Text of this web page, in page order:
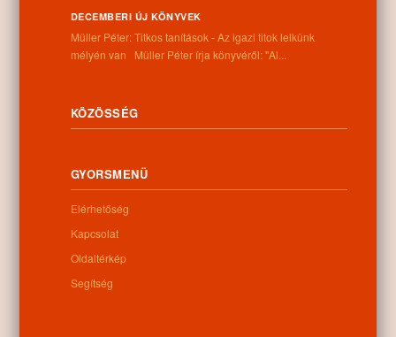
Telefon:
+36 52 206 031
Nyitva tartás:
Szerda: 9:00-12:00 13:00-16:30
Csütörtök: 9:00-12:00 13:00-16:30
Vasárnap: zárva
Hírlevél
DECEMBERI ÚJ KÖNYVEK
Müller Péter: Titkos tanítások - Az igazi titok lelkünk
mélyén van Müller Péter írja könyvéről: "Al...
KÖZÖSSÉG
GYORSMENÜ
Elérhetőség
Kapcsolat
Oldaltérkép
Segítség